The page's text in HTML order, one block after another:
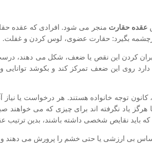
عقده حقارت منجر می شود. افرادی که عقده
سرچشمه بگیرد: حقارت عضوی، لوس کردن و غفلت.
کردن این نقص یا ضعف، شکل می دهند،
روی این ضعف تمرکز کند و بکوشد
توجه خانواده هستند. هر درخواست یا
یاد نگرفته اند برای چیزی که می خواهند صبر
که باید نقایص شخصی داشته باشند، بدین
بی ارزشی یا حتی خشم را پرورش می دهند و